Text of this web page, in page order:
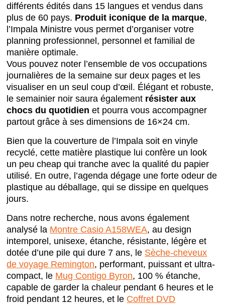
différents édités dans 15 langues et vendus dans
plus de 60 pays. Produit iconique de la marque,
l’Impala Ministre vous permet d’organiser votre
planning professionnel, personnel et familial de
manière optimale.
Vous pouvez noter l’ensemble de vos occupations
journalières de la semaine sur deux pages et les
visualiser en un seul coup d’œil. Élégant et robuste,
le semainier noir saura également résister aux
chocs du quotidien et pourra vous accompagner
partout grâce à ses dimensions de 16×24 cm.
Bien que la couverture de l’Impala soit en vinyle
recyclé, cette matière plastique lui confère un look
un peu cheap qui tranche avec la qualité du papier
utilisé. En outre, l’agenda dégage une forte odeur de
plastique au déballage, qui se dissipe en quelques
jours.
Dans notre recherche, nous avons également
analysé la Montre Casio A158WEA, au design
intemporel, unisexe, étanche, résistante, légère et
dotée d’une pile qui dure 7 ans, le Sèche-cheveux
de voyage Remington, performant, puissant et ultra-
compact, le Mug Contigo Byron, 100 % étanche,
capable de garder la chaleur pendant 6 heures et le
froid pendant 12 heures, et le Coffret DVD